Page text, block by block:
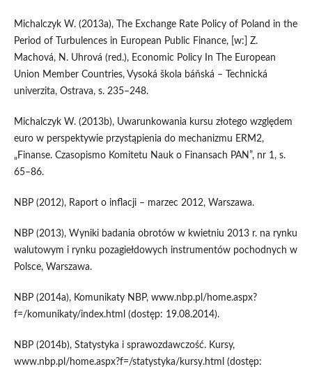
Michalczyk W. (2013a), The Exchange Rate Policy of Poland in the
Period of Turbulences in European Public Finance, [w:] Z.
Machová, N. Uhrová (red.), Economic Policy In The European
Union Member Countries, Vysoká škola báňská – Technická
univerzita, Ostrava, s. 235–248.
Michalczyk W. (2013b), Uwarunkowania kursu złotego względem
euro w perspektywie przystąpienia do mechanizmu ERM2,
„Finanse. Czasopismo Komitetu Nauk o Finansach PAN”, nr 1, s.
65–86.
NBP (2012), Raport o inflacji – marzec 2012, Warszawa.
NBP (2013), Wyniki badania obrotów w kwietniu 2013 r. na rynku
walutowym i rynku pozagiełdowych instrumentów pochodnych w
Polsce, Warszawa.
NBP (2014a), Komunikaty NBP, www.nbp.pl/home.aspx?
f=/komunikaty/index.html (dostęp: 19.08.2014).
NBP (2014b), Statystyka i sprawozdawczość. Kursy,
www.nbp.pl/home.aspx?f=/statystyka/kursy.html (dostęp: